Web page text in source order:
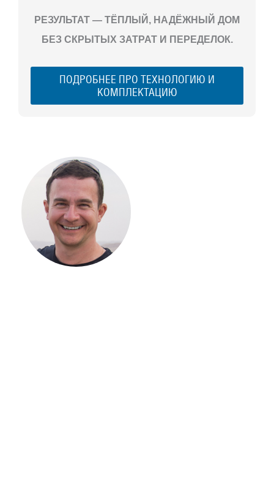
РЕЗУЛЬТАТ — ТЁПЛЫЙ, НАДЁЖНЫЙ ДОМ
БЕЗ СКРЫТЫХ ЗАТРАТ И ПЕРЕДЕЛОК.
ПОДРОБНЕЕ ПРО ТЕХНОЛОГИЮ И
КОМПЛЕКТАЦИЮ